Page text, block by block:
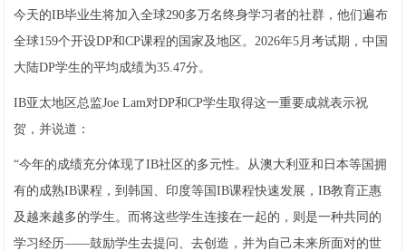
今天的IB毕业生将加入全球290多万名终身学习者的社群，他们遍布
全球159个开设DP和CP课程的国家及地区。2026年5月考试期，中国
大陆DP学生的平均成绩为35.47分。
IB亚太地区总监Joe Lam对DP和CP学生取得这一重要成就表示祝
贺，并说道：
“今年的成绩充分体现了IB社区的多元性。从澳大利亚和日本等国拥
有的成熟IB课程，到韩国、印度等国IB课程快速发展，IB教育正惠
及越来越多的学生。而将这些学生连接在一起的，则是一种共同的
学习经历——鼓励学生去提问、去创造，并为自己未来所面对的世